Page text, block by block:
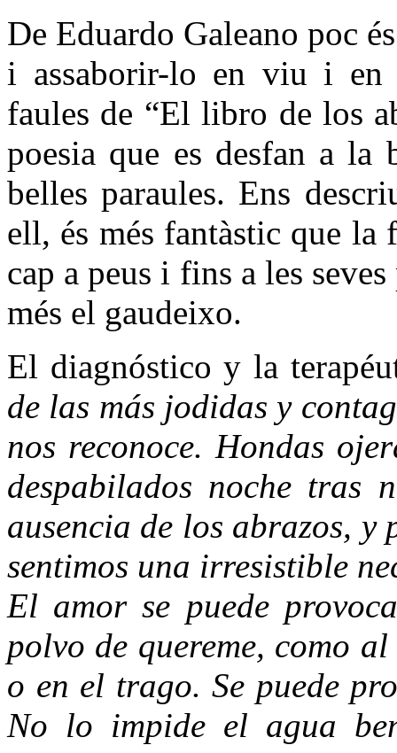
De Eduardo Galeano poc
i assaborir-lo en viu i en
faules de “El libro de los
poesia que es desfan a la
belles paraules. Ens
ell, és més fantàstic que la
cap a peus i fins a les
més el gaudeixo.
El diagnóstico y la
de las más jodidas y
nos reconoce. Hondas
despabilados noche tras
ausencia de los abrazos, y
sentimos una irresistible
El amor se puede
polvo de quereme, como
o en el trago. Se puede
No lo impide el agua